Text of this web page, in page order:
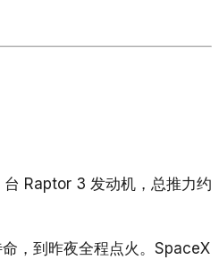
Raptor 3 发动机，总推力约
，到昨夜全程点火。SpaceX